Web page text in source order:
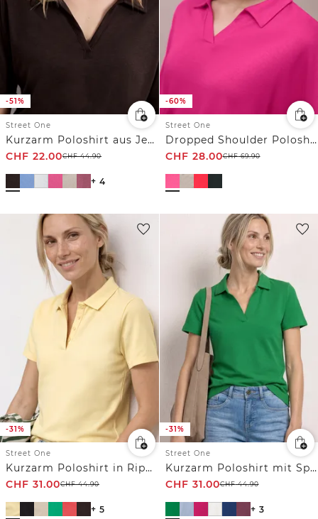
-51%
Street One
Kurzarm Poloshirt aus Jersey
CHF 22.00CHF44.90
+ 4
-60%
Street One
Dropped Shoulder Poloshirt mit Elastikbund
CHF 28.00CHF69.90
-31%
Street One
Kurzarm Poloshirt in Rippstruktur
CHF 31.00CHF44.90
+ 5
-31%
Street One
Kurzarm Poloshirt mit Split Neck
CHF 31.00CHF44.90
+ 3